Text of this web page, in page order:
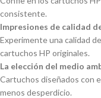
consistente.
Impresiones de calidad
Experimente una calidad
cartuchos HP originales.
La elección del medio
Cartuchos diseñados con
menos desperdicio.